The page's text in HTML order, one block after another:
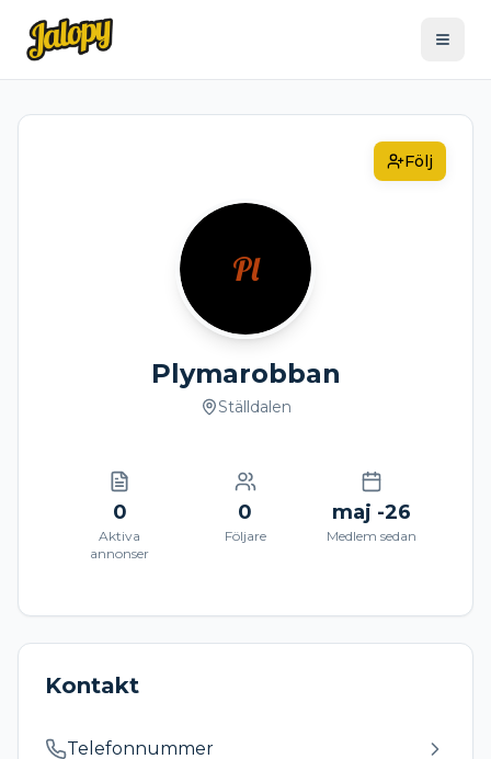
Följ
Pl
Plymarobban
Ställdalen
0
Aktiva
annonser
0
Följare
maj -26
Medlem sedan
Kontakt
Telefonnummer